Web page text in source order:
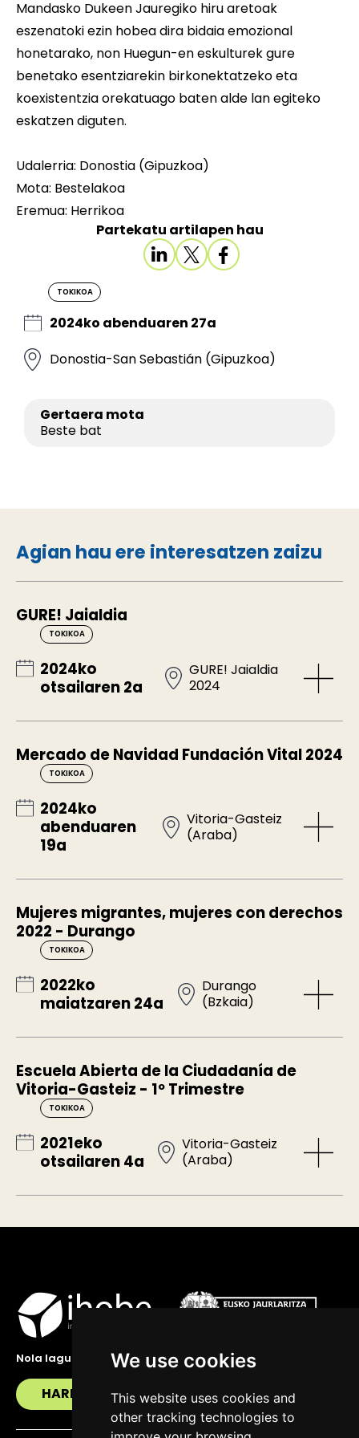
We use cookies
This website uses cookies and
other tracking technologies to
Mandasko Dukeen Jauregiko hiru aretoak
eszenatoki ezin hobea dira bidaia emozional
honetarako, non Huegun-en eskulturek gure
benetako esentziarekin birkonektatzeko eta
koexistentzia orekatuago baten alde lan egiteko
eskatzen diguten.
Udalerria: Donostia (Gipuzkoa)
Mota: Bestelakoa
Eremua: Herrikoa
Partekatu artilapen hau
TOKIKOA
2024ko abenduaren 27a
Donostia-San Sebastián (Gipuzkoa)
Gertaera mota
Beste bat
Agian hau ere interesatzen zaizu
GURE! Jaialdia
TOKIKOA
2024ko
otsailaren 2a
GURE! Jaialdia
2024
Mercado de Navidad Fundación Vital 2024
TOKIKOA
2024ko
abenduaren
19a
Vitoria-Gasteiz
(Araba)
Mujeres migrantes, mujeres con derechos
2022 - Durango
TOKIKOA
2022ko
maiatzaren 24a
Durango
(Bzkaia)
Escuela Abierta de la Ciudadanía de
Vitoria-Gasteiz - 1º Trimestre
TOKIKOA
2021eko
otsailaren 4a
Vitoria-Gasteiz
(Araba)
Nola lagundu zaitzakegu?
HARREMANETAN JARRI